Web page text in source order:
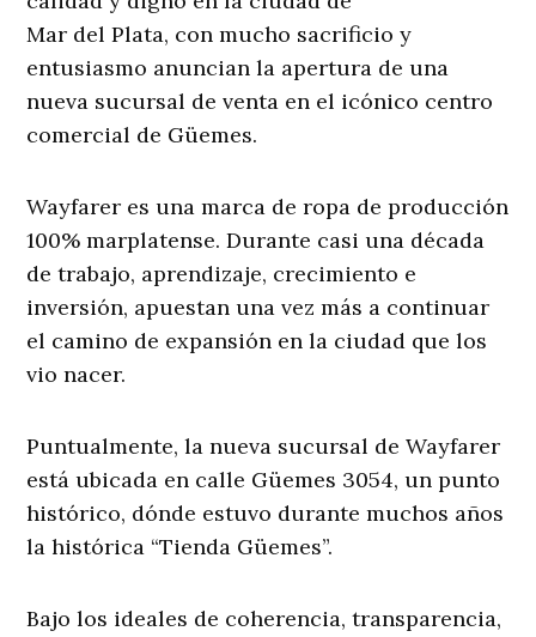
Mar del Plata, con mucho sacrificio y
entusiasmo anuncian la apertura de una
nueva sucursal de venta en el icónico centro
comercial de Güemes.
Wayfarer es una marca de ropa de producción
100% marplatense. Durante casi una década
de trabajo, aprendizaje, crecimiento e
inversión, apuestan una vez más a continuar
el camino de expansión en la ciudad que los
vio nacer.
Puntualmente, la nueva sucursal de Wayfarer
está ubicada en calle Güemes 3054, un punto
histórico, dónde estuvo durante muchos años
la histórica “Tienda Güemes”.
Bajo los ideales de coherencia, transparencia,